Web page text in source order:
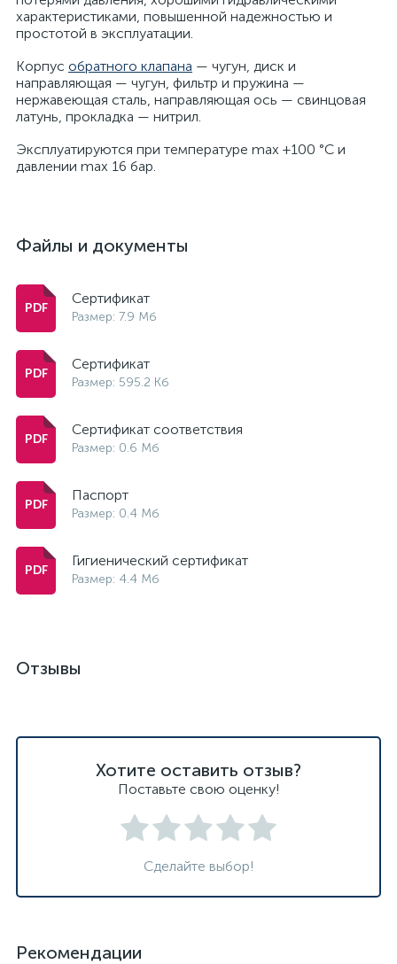
характеристиками, повышенной надежностью и
простотой в эксплуатации.
Корпус обратного клапана — чугун, диск и
направляющая — чугун, фильтр и пружина —
нержавеющая сталь, направляющая ось — свинцовая
латунь, прокладка — нитрил.
Эксплуатируются при температуре max +100 °С и
давлении max 16 бар.
Файлы и документы
Сертификат
Размер: 7.9 Мб
Сертификат
Размер: 595.2 Кб
Сертификат соответствия
Размер: 0.6 Мб
Паспорт
Размер: 0.4 Мб
Гигиенический сертификат
Размер: 4.4 Мб
Отзывы
Хотите оставить отзыв?
Поставьте свою оценку!
Сделайте выбор!
Рекомендации